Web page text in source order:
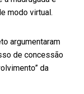
modo virtual.
argumentaram
de concessão
da